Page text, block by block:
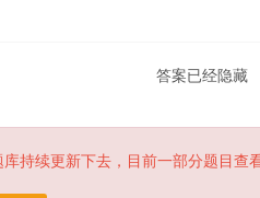
答案已经隐藏
持续更新下去，目前一部分题目查